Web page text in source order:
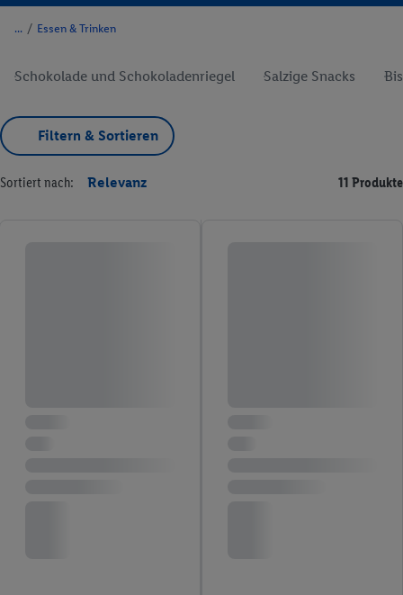
/ Essen & Trinken
Schokolade und Schokoladenriegel Salzige Snacks
Filtern & Sortieren
Sortiert nach: Relevanz 11 Produkte